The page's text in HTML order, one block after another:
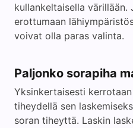
kullankeltaisella värillään.
erottumaan
voivat olla paras valinta.
Paljonko sorapiha
Yksinkertaisesti
tiheydellä sen
soran tiheyttä. Laskin